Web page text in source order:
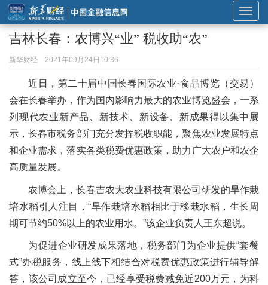
展
开
导
航
吉林长春：农博兴“业” 税收助“农”
新华财经 2021年09月24日10:36
近日，第二十届中国长春国际农业·食品博览（交易）
会在长春举办，作为国内影响力最大的农业博览盛会，一系
列现代农业新产品、新技术、新设备、新成果得以集中展
示，长春市税务部门充分发挥税收职能，聚焦农业发展特点
和企业需求，落实各类税费优惠政策，助力广大农户和农企
高质量发展。
农博会上，长春吉农大农业科技有限公司研发的旱作栽
培水稻引人注目，“旱作栽培水稻相比于移栽水稻，生长周
期可节约50%以上的农业用水。”该企业负责人王东超说。
为促进企业研发成果落地，税务部门为企业提供“套餐
式”办税服务，线上线下相结合对税费优惠政策进行辅导解
答，该公司成立至今，已经享受税费减免近200万元，为科